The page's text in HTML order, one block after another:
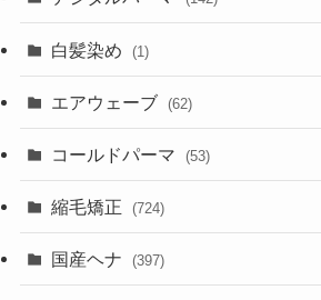
白髪染め (1)
エアウェーブ (62)
コールドパーマ (53)
縮毛矯正 (724)
国産ヘナ (397)